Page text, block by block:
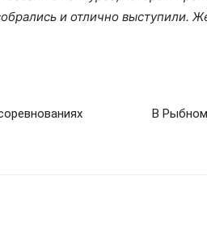
и отлично выступили.
В